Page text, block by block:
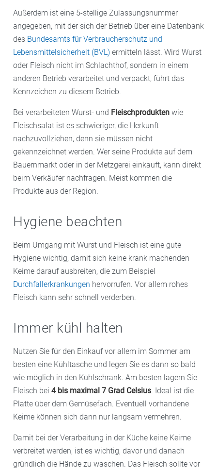
Außerdem ist eine 5-stellige Zulassungsnummer
angegeben, mit der sich der Betrieb über eine Datenbank
des Bundesamts für Verbraucherschutz und
Lebensmittelsicherheit (BVL) ermitteln lässt. Wird Wurst
oder Fleisch nicht im Schlachthof, sondern in einem
anderen Betrieb verarbeitet und verpackt, führt das
Kennzeichen zu diesem Betrieb.
Bei verarbeiteten Wurst- und Fleischprodukten wie
Fleischsalat ist es schwieriger, die Herkunft
nachzuvollziehen, denn sie müssen nicht
gekennzeichnet werden. Wer seine Produkte auf dem
Bauernmarkt oder in der Metzgerei einkauft, kann direkt
beim Verkäufer nachfragen. Meist kommen die
Produkte aus der Region.
Hygiene beachten
Beim Umgang mit Wurst und Fleisch ist eine gute
Hygiene wichtig, damit sich keine krank machenden
Keime darauf ausbreiten, die zum Beispiel
Durchfallerkrankungen hervorrufen. Vor allem rohes
Fleisch kann sehr schnell verderben.
Immer kühl halten
Nutzen Sie für den Einkauf vor allem im Sommer am
besten eine Kühltasche und legen Sie es dann so bald
wie möglich in den Kühlschrank. Am besten lagern Sie
Fleisch bei 4 bis maximal 7 Grad Celsius. Ideal ist die
Platte über dem Gemüsefach. Eventuell vorhandene
Keime können sich dann nur langsam vermehren.
Damit bei der Verarbeitung in der Küche keine Keime
verbreitet werden, ist es wichtig, davor und danach
gründlich die Hände zu waschen. Das Fleisch sollte vor